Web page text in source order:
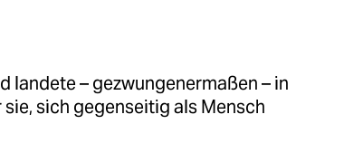
landete – gezwungenermaßen – in
sich gegenseitig als Mensch